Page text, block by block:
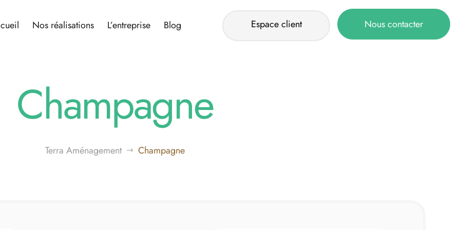
Nos réalisations L’entreprise Blog Espace client Nous contacter
Champagne
Terra Aménagement $ Champagne